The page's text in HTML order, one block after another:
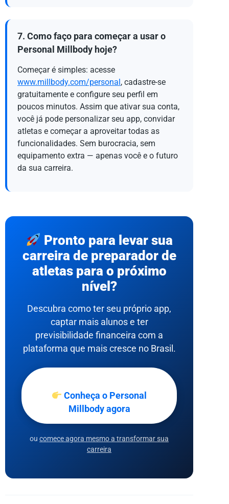
7. Como faço para começar a usar o
Personal Millbody hoje?
Começar é simples: acesse
www.millbody.com/personal, cadastre-se
gratuitamente e configure seu perfil em
poucos minutos. Assim que ativar sua conta,
você já pode personalizar seu app, convidar
atletas e começar a aproveitar todas as
funcionalidades. Sem burocracia, sem
equipamento extra — apenas você e o futuro
da sua carreira.
Pronto para levar sua
carreira de preparador de
atletas para o próximo
nível?
Descubra como ter seu próprio app,
captar mais alunos e ter
previsibilidade financeira com a
plataforma que mais cresce no Brasil.
Conheça o Personal
Millbody agora
ou comece agora mesmo a transformar sua
carreira